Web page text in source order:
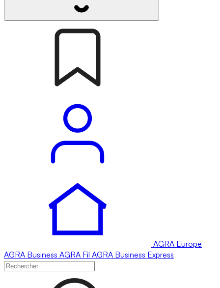
AGRA Europe
AGRA Business AGRA Fil AGRA Business Express